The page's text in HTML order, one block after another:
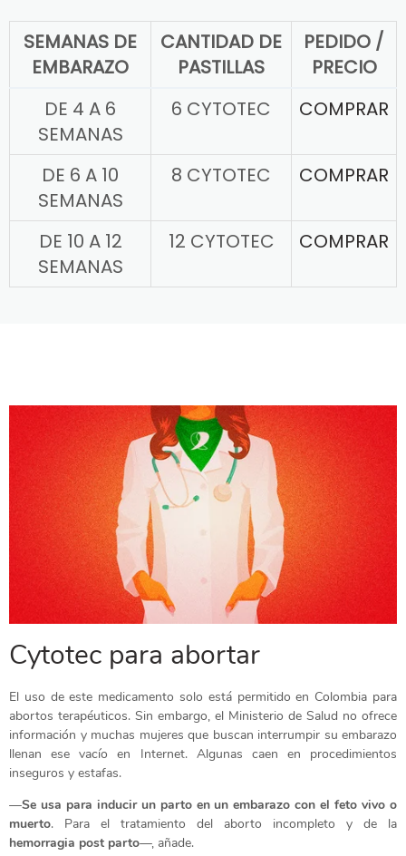
SEMANAS DE
EMBARAZO
CANTIDAD DE
PASTILLAS
PEDIDO /
PRECIO
DE 4 A 6
SEMANAS
6 CYTOTEC COMPRAR
DE 6 A 10
SEMANAS
8 CYTOTEC COMPRAR
DE 10 A 12
SEMANAS
12 CYTOTEC COMPRAR
Cytotec para abortar
El uso de este medicamento solo está permitido en Colombia para
abortos terapéuticos. Sin embargo, el Ministerio de Salud no ofrece
información y muchas mujeres que buscan interrumpir su embarazo
llenan ese vacío en Internet. Algunas caen en procedimientos
inseguros y estafas.
—Se usa para inducir un parto en un embarazo con el feto vivo o
muerto. Para el tratamiento del aborto incompleto y de la
hemorragia post parto—, añade.